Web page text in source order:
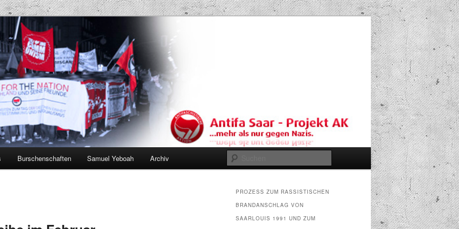
AK
Burschenschaften Samuel Yeboah Archiv
PROZESS ZUM RASSISTISCHEN
BRANDANSCHLAG VON
SAARLOUIS 1991 UND ZUM